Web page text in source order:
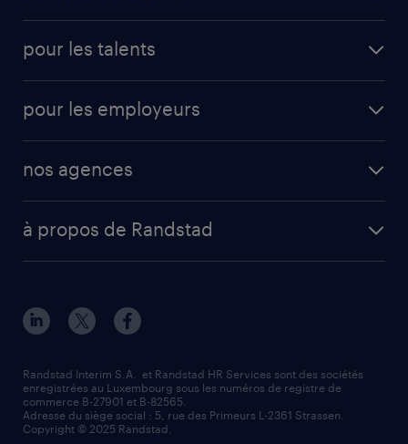
pour les talents
pour les employeurs
nos agences
à propos de Randstad
Randstad Interim S.A. et Randstad HR Services sont des sociétés
enregistrées au Luxembourg sous les numéros de registre de
commerce B-27901 et B-82565.
Adresse du siège social : 5, rue des Primeurs L-2361 Strassen.
Copyright © 2025 Randstad.